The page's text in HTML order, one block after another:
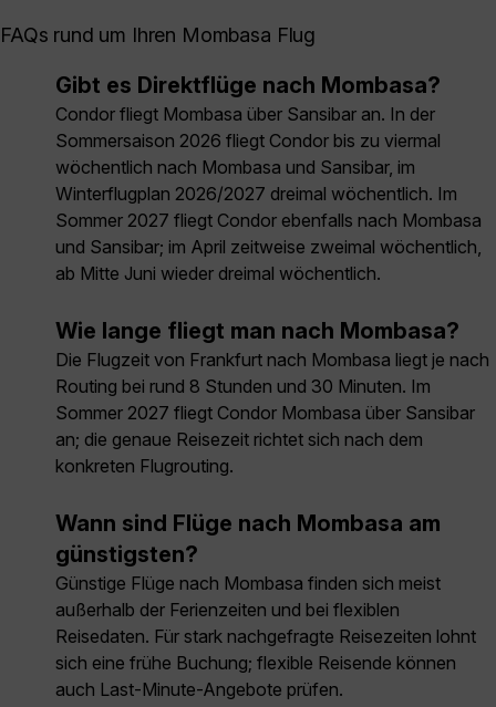
FAQs rund um Ihren Mombasa Flug
Gibt es Direktflüge nach Mombasa?
Condor fliegt Mombasa über Sansibar an. In der
Sommersaison 2026 fliegt Condor bis zu viermal
wöchentlich nach Mombasa und Sansibar, im
Winterflugplan 2026/2027 dreimal wöchentlich. Im
Sommer 2027 fliegt Condor ebenfalls nach Mombasa
und Sansibar; im April zeitweise zweimal wöchentlich,
ab Mitte Juni wieder dreimal wöchentlich.
Wie lange fliegt man nach Mombasa?
Die Flugzeit von Frankfurt nach Mombasa liegt je nach
Routing bei rund 8 Stunden und 30 Minuten. Im
Sommer 2027 fliegt Condor Mombasa über Sansibar
an; die genaue Reisezeit richtet sich nach dem
konkreten Flugrouting.
Wann sind Flüge nach Mombasa am
günstigsten?
Günstige Flüge nach Mombasa finden sich meist
außerhalb der Ferienzeiten und bei flexiblen
Reisedaten. Für stark nachgefragte Reisezeiten lohnt
sich eine frühe Buchung; flexible Reisende können
auch Last-Minute-Angebote prüfen.